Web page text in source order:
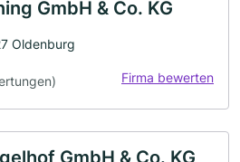
GmbH & Co. KG
Oldenburg
Firma bewerten
GmbH & Co. KG